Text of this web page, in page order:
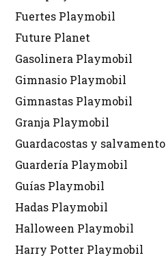
Fuertes Playmobil
Future Planet
Gasolinera Playmobil
Gimnasio Playmobil
Gimnastas Playmobil
Granja Playmobil
Guardacostas y salvamento
Guardería Playmobil
Guías Playmobil
Hadas Playmobil
Halloween Playmobil
Harry Potter Playmobil